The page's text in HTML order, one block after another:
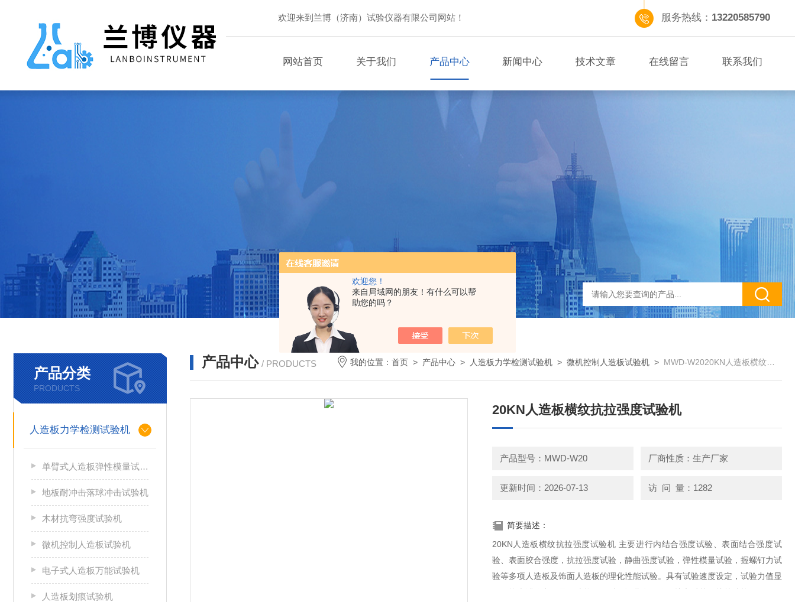
欢迎您！
来自局域网的朋友！有什么可以帮
助您的吗？
欢迎来到兰博（济南）试验仪器有限公司网站！ 服务热线： 13220585790
网站首页 关于我们 产品中心 新闻中心 技术文章 在线留言 联系我们
产品分类
PRODUCTS
人造板力学检测试验机
单臂式人造板弹性模量试验机
地板耐冲击落球冲击试验机
木材抗弯强度试验机
微机控制人造板试验机
电子式人造板万能试验机
人造板划痕试验机
产品中心 / PRODUCTS 我的位置：首页 > 产品中心 > 人造板力学检测试验机 >微机控制人造板试验机 > ​MWD-W2020KN人造板横纹抗拉强度试验机
20KN人造板横纹抗拉强度试验机
产品型号：​MWD-W20 厂商性质：生产厂家
更新时间：2026-07-13 访 问 量：1282
简要描述：
20KN人造板横纹抗拉强度试验机 主要进行内结合强度试验、表面结合强度试
验、表面胶合强度，抗拉强度试验，静曲强度试验，弹性模量试验，握螺钉力试
验等多项人造板及饰面人造板的理化性能试验。具有试验速度设定，试验力值显
示，较大试验力值显示功能。同时，还具有限位保护和过载保护等功能。